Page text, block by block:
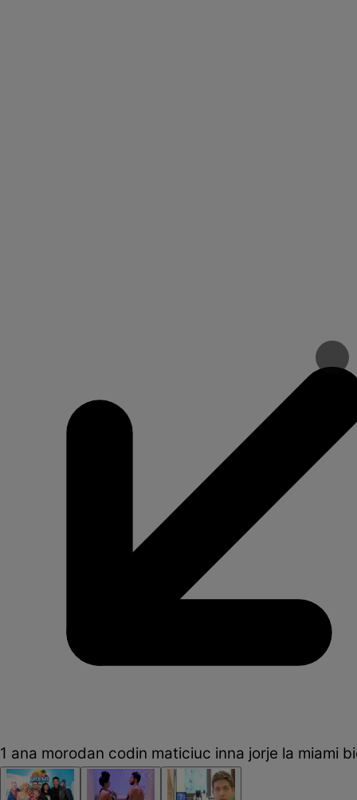
1 ana morodan codin maticiuc inna jorje la miami